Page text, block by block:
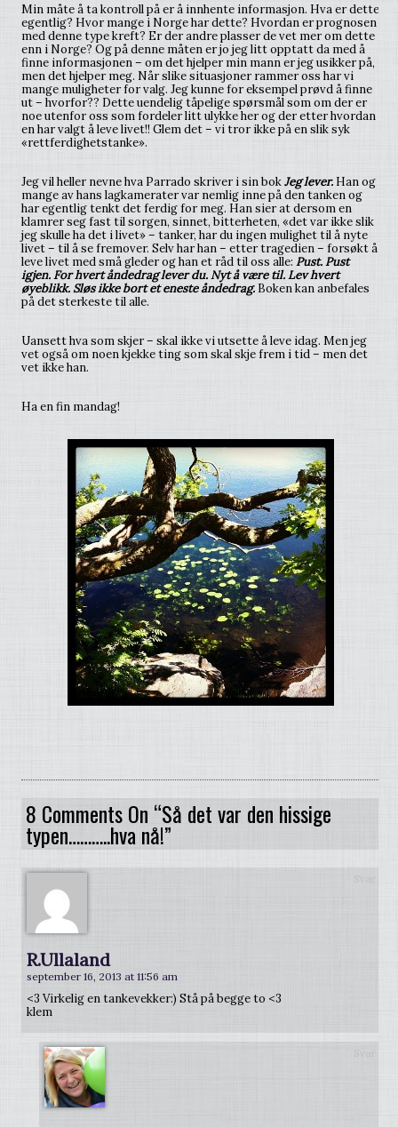
Min måte å ta kontroll på er å innhente informasjon. Hva er dette
egentlig? Hvor mange i Norge har dette? Hvordan er prognosen
med denne type kreft? Er der andre plasser de vet mer om dette
enn i Norge? Og på denne måten er jo jeg litt opptatt da med å
finne informasjonen – om det hjelper min mann er jeg usikker på,
men det hjelper meg. Når slike situasjoner rammer oss har vi
mange muligheter for valg. Jeg kunne for eksempel prøvd å finne
ut – hvorfor?? Dette uendelig tåpelige spørsmål som om der er
noe utenfor oss som fordeler litt ulykke her og der etter hvordan
en har valgt å leve livet!! Glem det – vi tror ikke på en slik syk
«rettferdighetstanke».
Jeg vil heller nevne hva Parrado skriver i sin bokJeg lever. Han og
mange av hans lagkamerater var nemlig inne på den tanken og
har egentlig tenkt det ferdig for meg. Han sier at dersom en
klamrer seg fast til sorgen, sinnet, bitterheten, «det var ikke slik
jeg skulle ha det i livet» – tanker, har du ingen mulighet til å nyte
livet – til å se fremover. Selv har han – etter tragedien – forsøkt å
leve livet med små gleder og han et råd til oss alle:Pust. Pust
igjen. For hvert åndedrag lever du. Nyt å være til. Lev hvert
øyeblikk. Sløs ikke bort et eneste åndedrag. Boken kan anbefales
på det sterkeste til alle.
Uansett hva som skjer – skal ikke vi utsette å leve idag. Men jeg
vet også om noen kjekke ting som skal skje frem i tid – men det
vet ikke han.
Ha en fin mandag!
8 Comments On “Så det var den hissige
typen………..hva nå!”
R.Ullaland
september 16, 2013 at 11:56 am
<3 Virkelig en tankevekker:) Stå på begge to <3
klem